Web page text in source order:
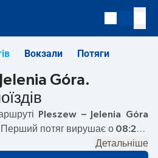
Вокзали Потяги
Góra.
Pleszew – Jelenia Góra
. Перший потяг вирушає о 08:22з
Детальніше